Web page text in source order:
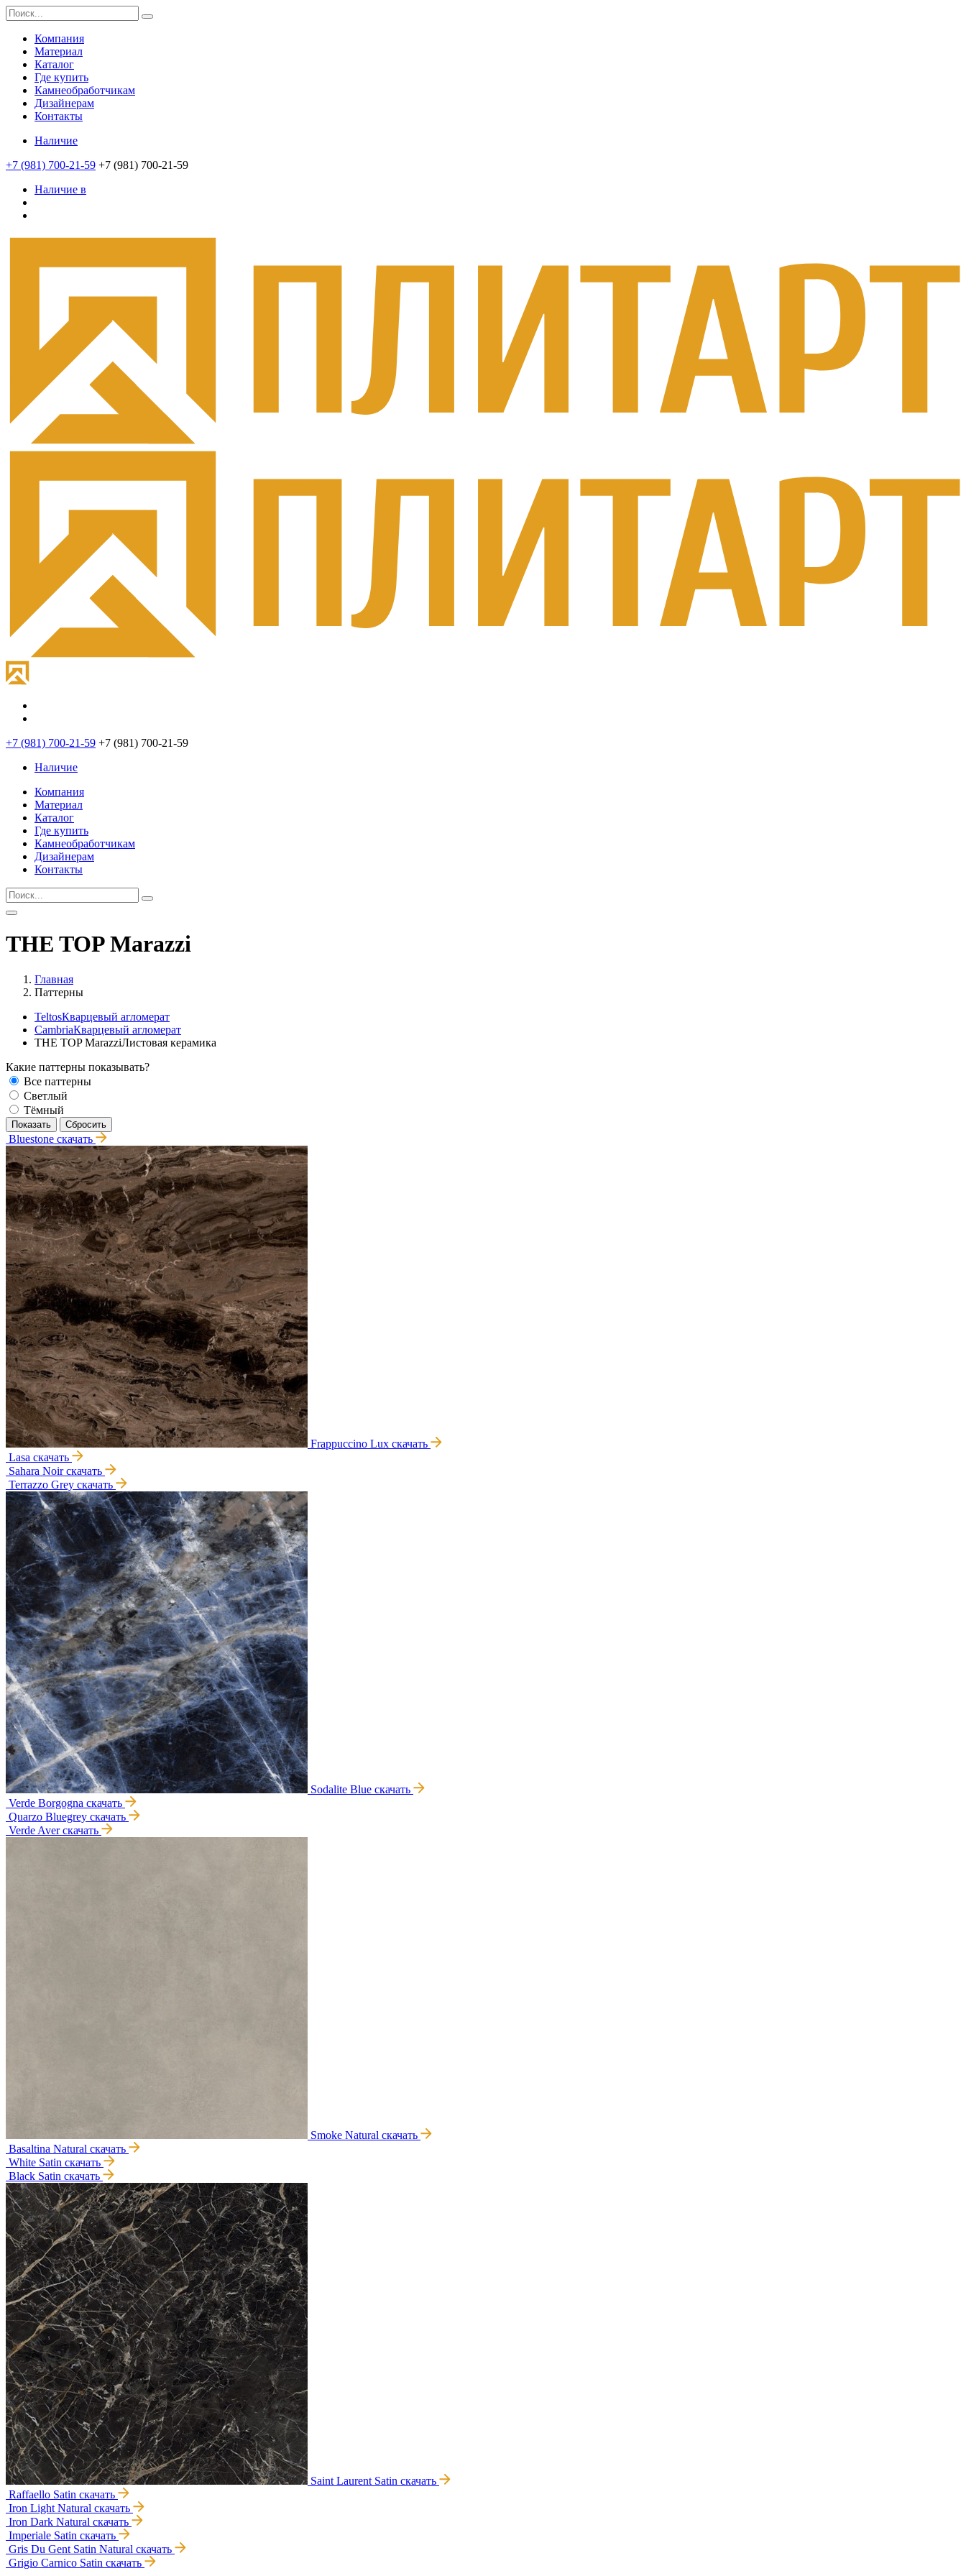
Компания
Материал
Каталог
Где купить
Камнеобработчикам
Дизайнерам
Контакты
Наличие
+7 (981) 700-21-59 +7 (981) 700-21-59
Наличие в
+7 (981) 700-21-59 +7 (981) 700-21-59
Наличие
Компания
Материал
Каталог
Где купить
Камнеобработчикам
Дизайнерам
Контакты
THE TOP Marazzi
Главная
Паттерны
TeltosКварцевый агломерат
CambriaКварцевый агломерат
THE TOP MarazziЛистовая керамика
Какие паттерны показывать?
Все паттерны
Светлый
Тёмный
Bluestone скачать
Frappuccino Lux скачать
Lasa скачать
Sahara Noirскачать
Terrazzo Grey скачать
Sodalite Blue скачать
Verde Borgogna скачать
Quarzo Bluegrey скачать
Verde Averскачать
Smoke Natural скачать
Basaltina Natural скачать
White Satin скачать
Black Satin скачать
Saint Laurent Satin скачать
Raffaello Satin скачать
Iron Light Natural скачать
Iron Dark Natural скачать
Imperiale Satin скачать
Gris Du Gent Satin Natural скачать
Grigio Carnico Satin скачать